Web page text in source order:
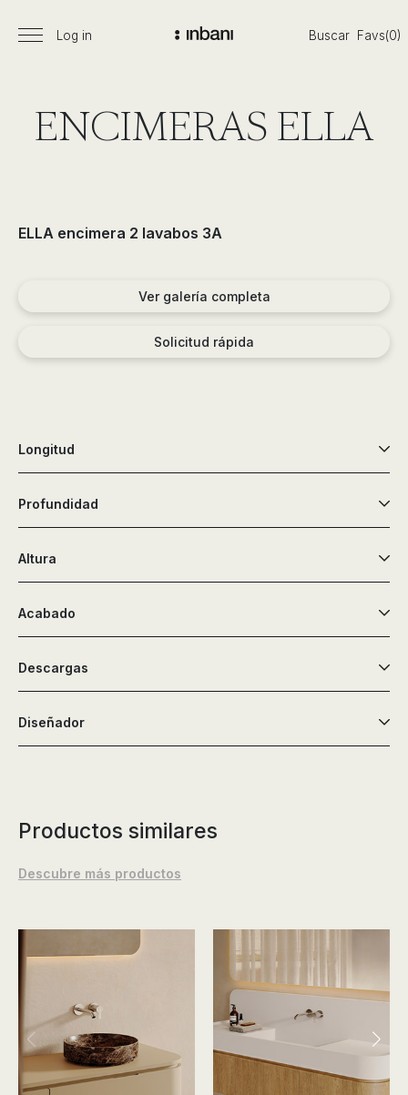
de
baños,
nuevos
tecnologías
en
muebles,
lavabos,
Menú
Log in Buscar Favs(0)
ENCIMERAS ELLA
ELLA encimera 2 lavabos 3A
Ver galería completa
Solicitud rápida
Longitud
Profundidad
Altura
Acabado
Descargas
Diseñador
Productos similares
Descubre más productos